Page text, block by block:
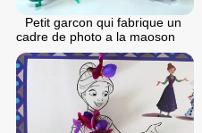
Petit garcon qui fabrique un
cadre de photo a la maoson